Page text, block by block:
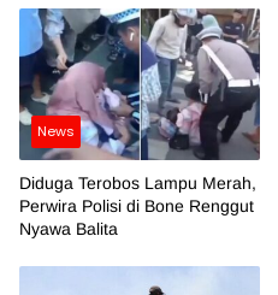
News
Diduga Terobos Lampu Merah,
Perwira Polisi di Bone Renggut
Nyawa Balita